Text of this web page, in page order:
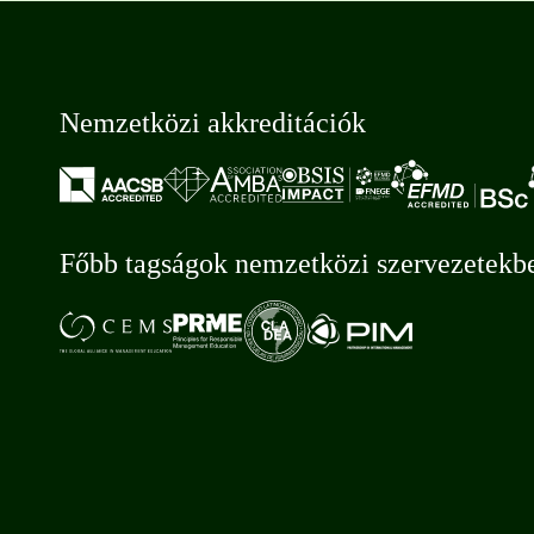
Nemzetközi akkreditációk
Főbb tagságok nemzetközi